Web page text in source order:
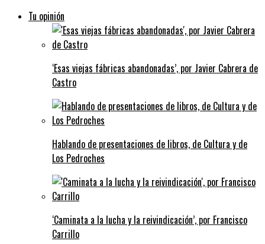
Tu opinión
‘Esas viejas fábricas abandonadas’, por Javier Cabrera de
Castro
Hablando de presentaciones de libros, de Cultura y de
Los Pedroches
‘Caminata a la lucha y la reivindicación’, por Francisco
Carrillo